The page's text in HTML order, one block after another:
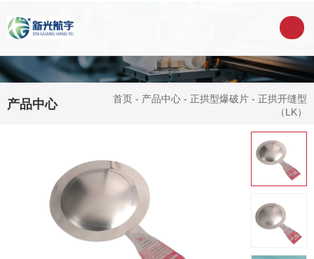
产品中心 首页 - 产品中心 - 正拱型爆破片 - 正拱开缝型
（LK）